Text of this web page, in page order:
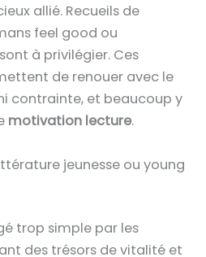
allié. Recueils de
feel good ou
à privilégier. Ces
de renouer avec le
contrainte, et beaucoup y
motivation lecture.
jeunesse ou young
trop simple par les
des trésors de vitalité et